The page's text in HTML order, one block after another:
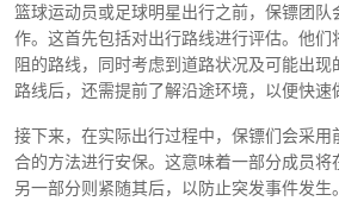
篮球运动员或足球明星出行之前，保镖团队
作。这首先包括对出行路线进行评估。他
阻的路线，同时考虑到道路状况及可能出现
路线后，还需提前了解沿途环境，以便快速
接下来，在实际出行过程中，保镖们会采
合的方法进行安保。这意味着一部分成员
另一部分则紧随其后，以防止突发事件发生